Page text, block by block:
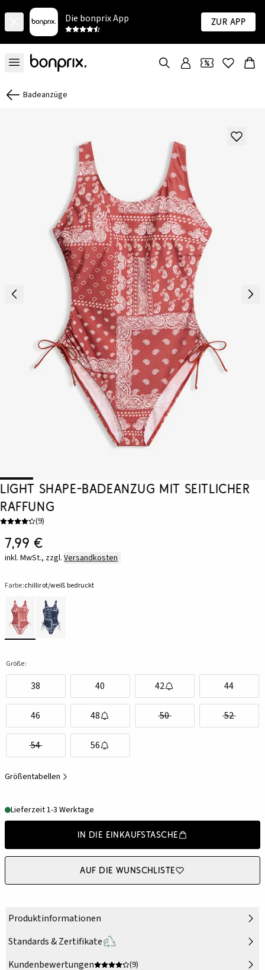
Die bonprix App Zur App
Badeanzüge
Light Shape-Badeanzug mit seitlicher
Raffung
(9)
7,99 €
inkl. MwSt., zzgl. Versandkosten
Farbe:chillirot/weiß bedruckt
Größe:
38 40 42 44
46 48 50 52
54 56
Größentabellen
Lieferzeit 1-3 Werktage
In die Einkaufstasche
Auf die Wunschliste
Produktinformationen
Standards & Zertifikate
Kundenbewertungen
(9)